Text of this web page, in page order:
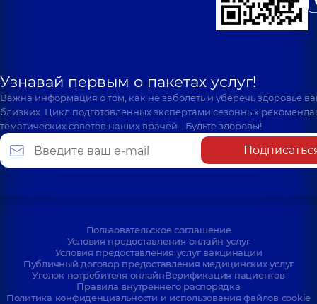
Узнавай первым о пакетах услуг!
Важна информация о том, как не заболеть и уберечь здоровье
близких. Цикл подготовленных экспертами сезонных
тематических советов наших врачей… Будьте здоровы!
Пользовательское соглашение
Условия предоставления онлайн услуг
Условия предоставления услуг вакцинации
Публичный договор предоставления медицинских услуг
Уголок потребителя онлайнВерификация пациентов
Правила внутреннего распорядка
Политика конфиденциальности и использования файлов cookie